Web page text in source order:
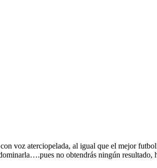
voz aterciopelada, al igual que el mejor
no obtendrás ningún resultado,